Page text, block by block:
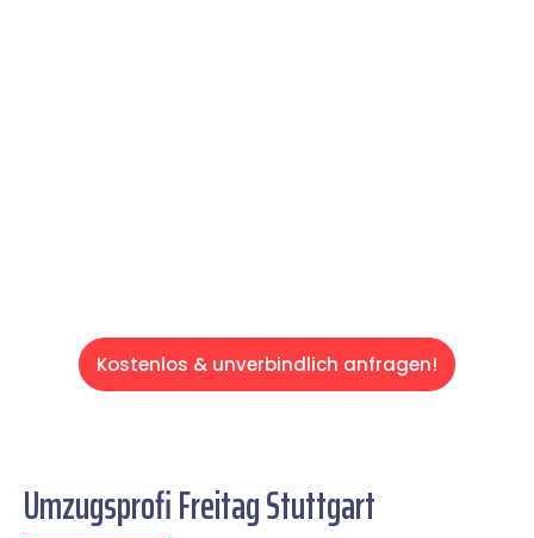
Kostenlos & unverbindlich anfragen!
Umzugsprofi Freitag Stuttgart